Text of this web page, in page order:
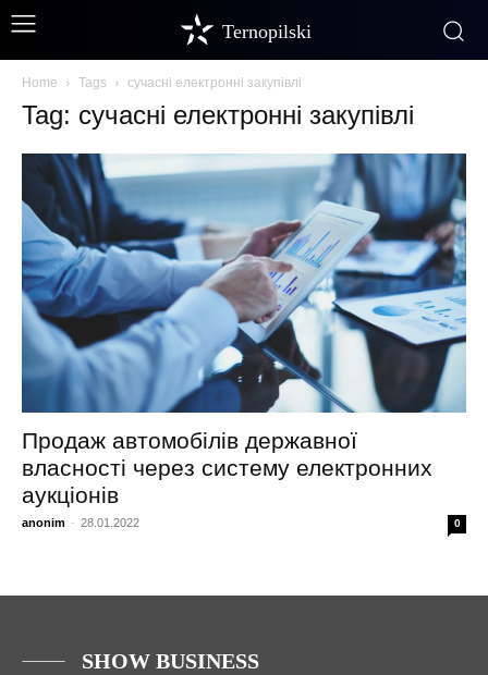
Ternopilski
Home Tags сучасні електронні закупівлі
Tag: сучасні електронні закупівлі
Продаж автомобілів державної
власності через систему електронних
аукціонів
anonim - 28.01.2022 0
SHOW BUSINESS